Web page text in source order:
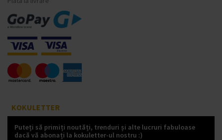
KOKULETTER
Puteți să primiți noutăți, trenduri și alte lucruri fabuloase
dacă vă abonați la kokuletter-ul nostru :)